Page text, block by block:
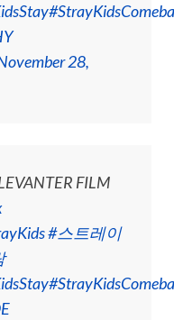
28,
FILM
#스트레이